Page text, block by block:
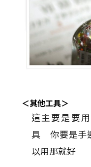
＜其他工具＞
這主要是要
具 你要是手
以用那就好